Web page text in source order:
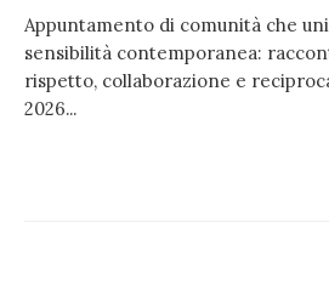
Appuntamento di comunità che
sensibilità contemporanea:
rispetto, collaborazione e
2026...